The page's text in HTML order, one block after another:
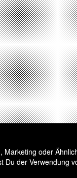
oder
Du der Verwendung